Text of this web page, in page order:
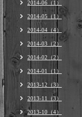
2014-06（1）
2014-05（1）
2014-04（4）
2014-03（2）
2014-02（2）
2014-01（1）
2013-12（3）
2013-11（3）
2013-10（4）